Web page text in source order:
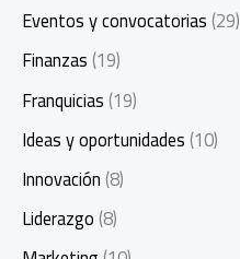
Eventos y convocatorias(29)
Finanzas(19)
Franquicias(19)
Ideas y oportunidades(10)
Innovación(8)
Liderazgo(8)